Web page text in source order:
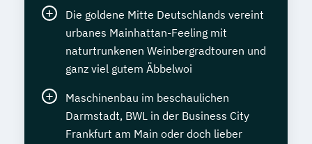
Die goldene Mitte Deutschlands vereint
urbanes Mainhattan-Feeling mit
naturtrunkenen Weinbergradtouren und
ganz viel gutem Äbbelwoi
Maschinenbau im beschaulichen
Darmstadt, BWL in der Business City
Frankfurt am Main oder doch lieber